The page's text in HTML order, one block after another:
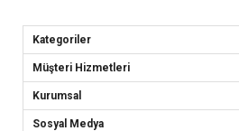
Kategoriler
Müşteri Hizmetleri
Kurumsal
Sosyal Medya